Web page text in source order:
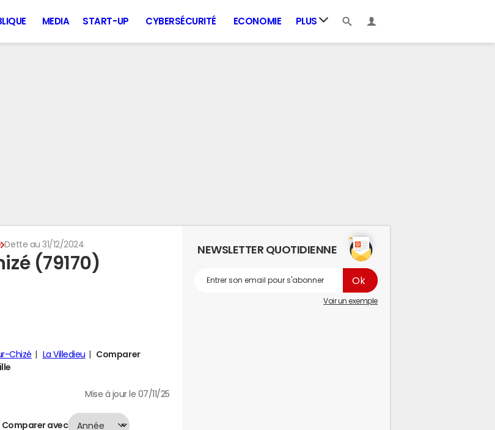
MEDIA START-UP CYBERSÉCURITÉ ECONOMIE PLUS
Dette au 31/12/2024
(79170)
Chizé La Villedieu
Comparer
Mise à jour le 07/11/25
Comparer avec
NEWSLETTER QUOTIDIENNE
Voir un exemple